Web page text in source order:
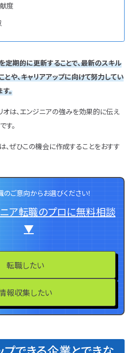
度
定期的に更新することで、最新のスキル
や、キャリアアップに向けて努力してい
。
オは、エンジニアの強みを効果的に伝え
す。
、ぜひこの機会に作成することをおすす
のご意向からお選びください！
ア転職のプロに無料相談
▼
転職したい
報収集したい